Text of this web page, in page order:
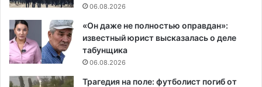
06.08.2026
«Он даже не полностью оправдан»:
известный юрист высказалась о деле
табунщика
06.08.2026
Трагедия на поле: футболист погиб от